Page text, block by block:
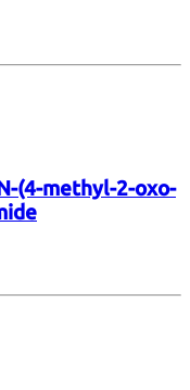
(4-methyl-2-oxo-